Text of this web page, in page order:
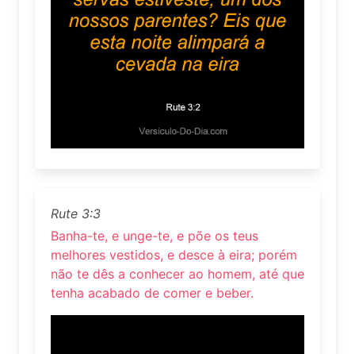
Rute 3:3
Banha-te, e unge-te, e põe os teus
melhores vestidos, e desce à eira; porém
não te dês a conhecer ao homem, até que
tenha acabado de comer e beber.